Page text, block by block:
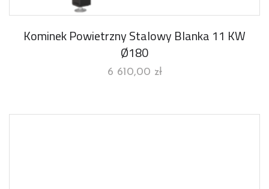
Kominek Powietrzny Stalowy Blanka 11 KW
Ø180
6 610,00 zł